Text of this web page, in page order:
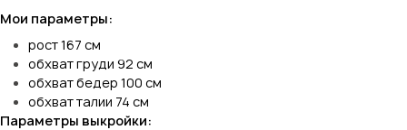
Мои параметры:
рост 167 см
обхват груди 92 см
обхват бедер 100 см
обхват талии 74 см
Параметры выкройки: